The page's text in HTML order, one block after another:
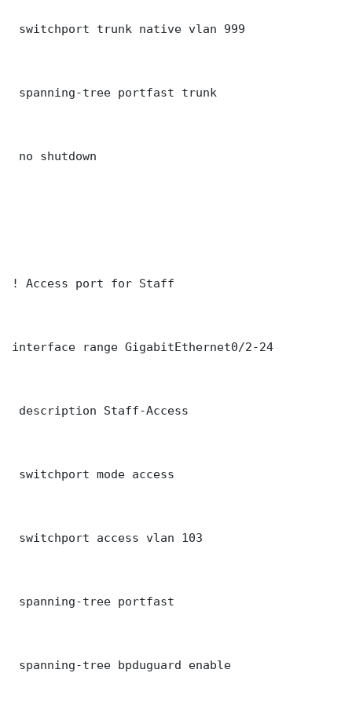
switchport trunk native vlan 999
spanning-tree portfast trunk
no shutdown
! Access port for Staff
interface range GigabitEthernet0/2-24
description Staff-Access
switchport mode access
switchport access vlan 103
spanning-tree portfast
spanning-tree bpduguard enable